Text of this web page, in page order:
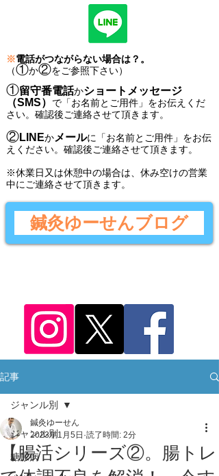
※電話がつながらない場合は？。
（①か②をご参照下さい）
①留守番電話かショートメッセージ
（SMS） で 「お名前とご用件 」 をお伝えくだ
さい。 確認後ご連絡させて頂きます。
②LINEかメールに 「お名前とご用件 」 をお伝
えください。 確認後ご連絡させて頂きます。
​※休業日又は休憩中の場合は、休み空けの営業
中にご連絡させて頂きます。
鍼灸ゆーせんブログ
記事
ジャンル別
糖尿病
ジャンル別
【腸活シリーズ②。腸トレ
鍼灸ゆーせん
2023年1月5日 読了時間: 2分